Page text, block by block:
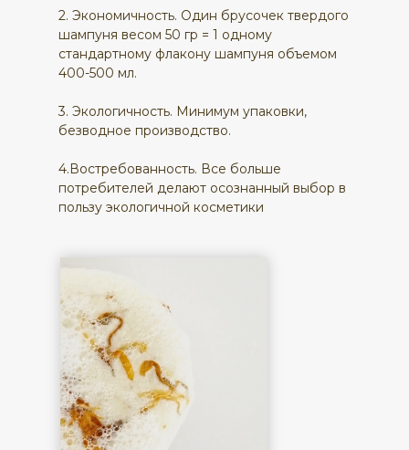
2. Экономичность. Один брусочек твердого
шампуня весом 50 гр = 1 одному
стандартному флакону шампуня объемом
400-500 мл.
3. Экологичность. Минимум упаковки,
безводное производство.
4.Востребованность. Все больше
потребителей делают осознанный выбор в
пользу экологичной косметики